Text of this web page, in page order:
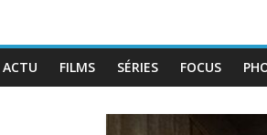
ACTU FILMS SÉRIES FOCUS